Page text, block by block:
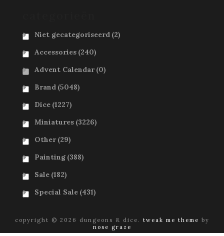
Niet gecategoriseerd (2)
Accessories (240)
Advent Calendar (0)
Brand (5048)
Dice (1227)
Miniatures (3226)
Other (29)
Painting (388)
Sale (182)
Special Sale (431)
copyright © 2026 dungeons & dice. tweak me theme by
nose graze